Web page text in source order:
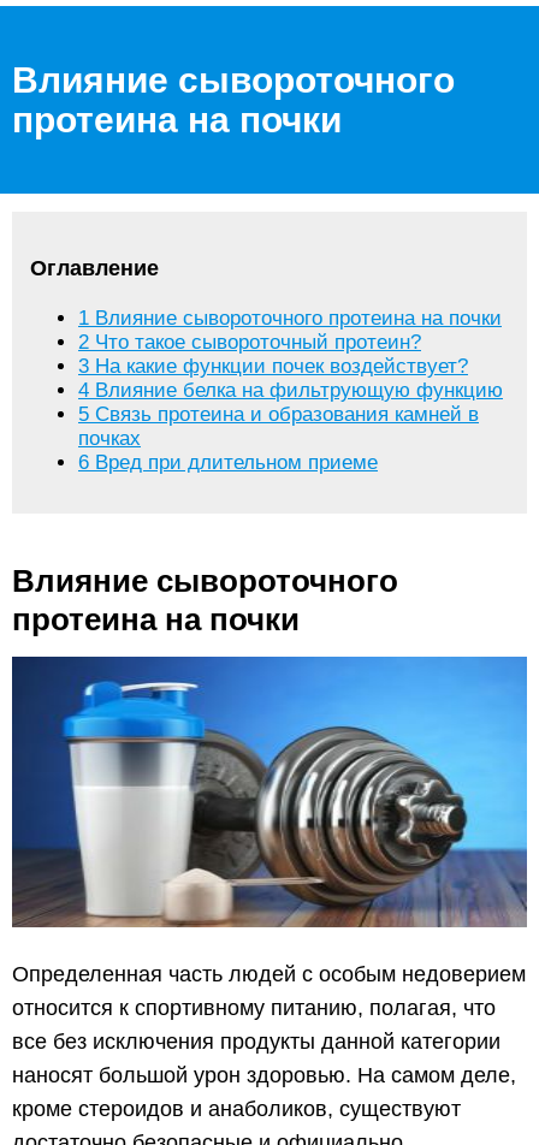
Влияние сывороточного
протеина на почки
Оглавление
1 Влияние сывороточного протеина на почки
2 Что такое сывороточный протеин?
3 На какие функции почек воздействует?
4 Влияние белка на фильтрующую функцию
5 Связь протеина и образования камней в
почках
6 Вред при длительном приеме
Влияние сывороточного
протеина на почки
Определенная часть людей с особым недоверием
относится к спортивному питанию, полагая, что
все без исключения продукты данной категории
наносят большой урон здоровью. На самом деле,
кроме стероидов и анаболиков, существуют